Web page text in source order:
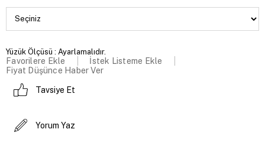
Yüzük Ölçüsü : Ayarlamalıdır.
Favorilere Ekle
İstek Listeme Ekle
Fiyat Düşünce Haber Ver
Tavsiye Et
Yorum Yaz